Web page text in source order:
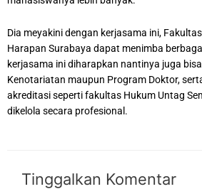
Dia meyakini dengan kerjasama ini,
Harapan Surabaya dapat menimba
kerjasama ini diharapkan nantinya juga
Kenotariatan maupun Program Doktor,
akreditasi seperti fakultas Hukum Untag
dikelola secara profesional.
Tinggalkan Komentar